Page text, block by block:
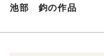
池部 鈞の作品